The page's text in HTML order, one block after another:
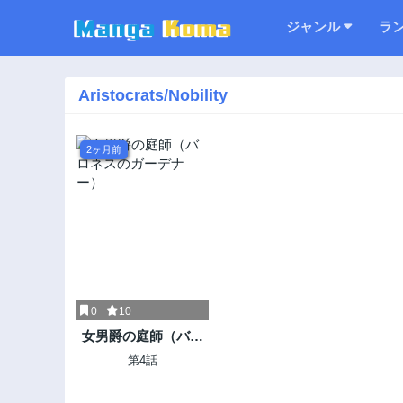
ジャンル ラ
Aristocrats/Nobility
2ヶ月前
0 10
女男爵の庭師（バロ
ネスのガーデナー）
第4話